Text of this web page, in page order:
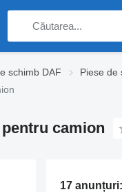
schimb DAF Piese de
camion
17 anunțuri: